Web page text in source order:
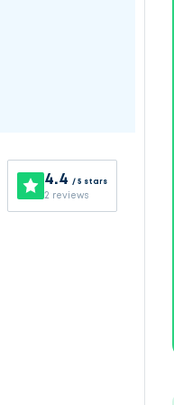
4.4 / 5 stars
2 reviews